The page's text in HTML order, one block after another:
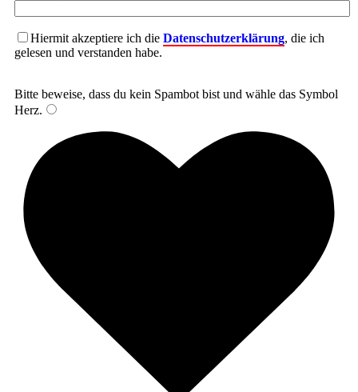
Hiermit akzeptiere ich die Datenschutzerklärung, die ich
gelesen und verstanden habe.
Bitte beweise, dass du kein Spambot bist und wähle das Symbol
Herz.